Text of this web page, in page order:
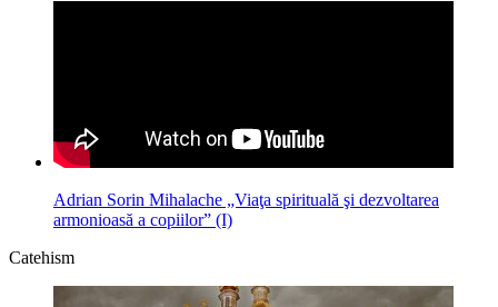
Adrian Sorin Mihalache „Viaţa spirituală şi dezvoltarea
armonioasă a copiilor” (I)
Catehism